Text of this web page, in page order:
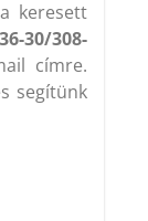
keresett
30/308-
címre.
segítünk